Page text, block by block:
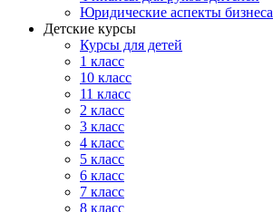
Юридические аспекты бизнеса
Детские курсы
Курсы для детей
1 класс
10 класс
11 класс
2 класс
3 класс
4 класс
5 класс
6 класс
7 класс
8 класс